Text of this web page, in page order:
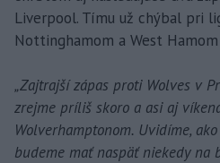
Liverpool. Tímu už chýbal pri
Nottinghamom a West
„Zajtrajší zápas proti Wolves v
zrejme príliš skoro a asi aj
Wolverhamptonom. Uvidíme,
budeme mať naspäť niekedy na